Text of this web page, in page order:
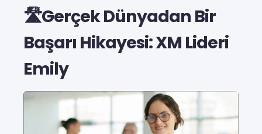
🛣️Gerçek Dünyadan Bir
Başarı Hikayesi: XM Lideri
Emily